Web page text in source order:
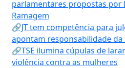
parlamentares propostas por
Ramagem
🔗JT tem competência para
apontam responsabilidade da
🔗TSE ilumina cúpulas de
violência contra as mulheres